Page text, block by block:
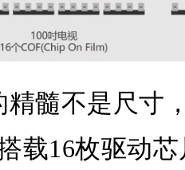
不是尺寸
载16枚驱动